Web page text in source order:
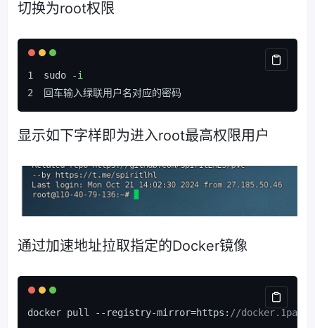
切换为root权限
sudo -i
回车输入绿联用户名对应的密码
显示如下字样即为进入root最高权限用户
通过加速地址拉取指定的Docker镜像
docker pull --registry-mirror=https: //